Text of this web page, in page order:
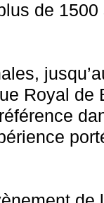
de
Royal de